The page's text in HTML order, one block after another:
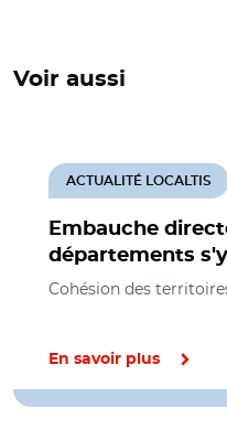
Voir aussi
Embauche
départements
ACTUALITÉ LOCALTIS
Cohésion des
En savoir plus